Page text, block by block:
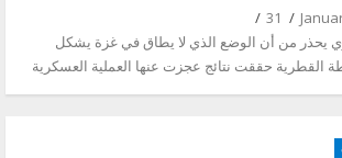
31
يحذر من أن الوضع الذي لا يطاق في غزة يشكل
القطرية حققت نتائج عجزت عنها العملية العسكرية